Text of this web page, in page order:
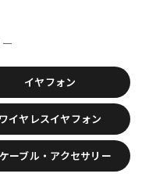
CUSTOM TRY
Professional
DRAWMER
EARTHWORKS
Electro Voice
イヤフォン
ワイヤレスイヤフォン
ーブル・アクセサリー